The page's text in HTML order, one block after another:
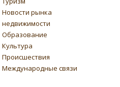
Новости рынка
недвижимости
Образование
Культура
Происшествия
Международные связи